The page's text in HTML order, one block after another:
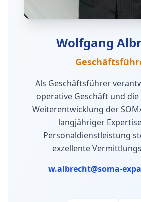
Wolfgang
Als Geschäftsführer
operative Geschäft und
Weiterentwicklung der
langjähriger
Personaldienstleistung
exzellente
w.albrecht@soma-